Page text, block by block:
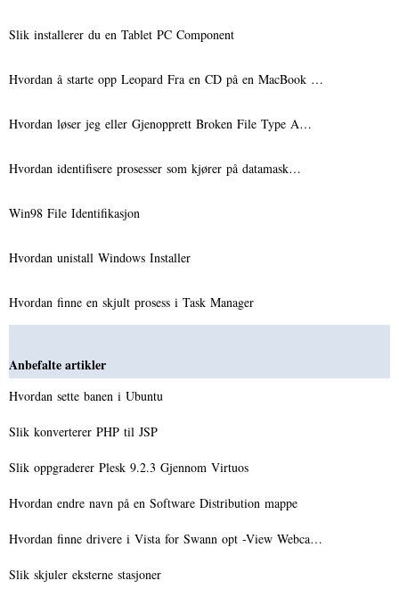
Slik installerer du en Tablet PC Component
Hvordan å starte opp Leopard Fra en CD på en MacBook …
Hvordan løser jeg eller Gjenopprett Broken File Type A…
Hvordan identifisere prosesser som kjører på datamask…
Win98 File Identifikasjon
Hvordan unistall Windows Installer
Hvordan finne en skjult prosess i Task Manager
Anbefalte artikler
Hvordan sette banen i Ubuntu
Slik konverterer PHP til JSP
Slik oppgraderer Plesk 9.2.3 Gjennom Virtuos
Hvordan endre navn på en Software Distribution mappe
Hvordan finne drivere i Vista for Swann opt -View Webca…
Slik skjuler eksterne stasjoner